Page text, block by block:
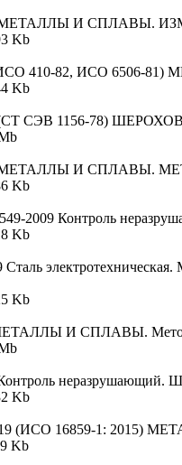
МЕТАЛЛЫ И СПЛАВЫ.
Kb
410-82, ИСО 6506-
Kb
СЭВ 1156-78)
МЕТАЛЛЫ И СПЛАВЫ.
Kb
2009 Контроль
Kb
Сталь
Kb
И СПЛАВЫ. Метод
Kb
(ИСО 16859-1: 2015)
Kb